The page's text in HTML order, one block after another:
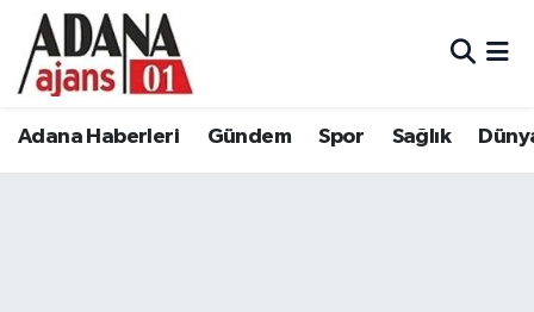
Adana Haberleri Gündem Spor Sağlık
Adana Haberleri
Adana Nöbetçi Eczaneler